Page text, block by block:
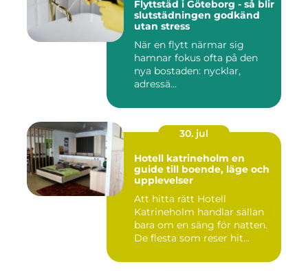
Flyttstäd i Göteborg - så blir
slutstädningen godkänd
utan stress
När en flytt närmar sig
hamnar fokus ofta på den
nya bostaden: nycklar,
adressä...
30. jul
Hotell katrineholm en
guide till boende, läge och
upplevelser
Att hitta rätt Hotell
Katrineholm handlar sällan
bara om en säng för natten.
De flesta som reser hit...